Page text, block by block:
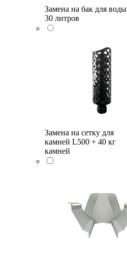
Замена на бак для воды
30 литров
Замена на сетку для
камней L500 + 40 кг
камней